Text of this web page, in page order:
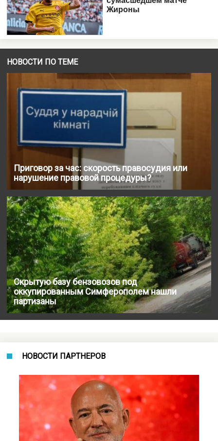
НОВОСТИ ПО ТЕМЕ
Приговор за час: скорость правосудия или
нарушение правовой процедуры?
Скрытую базу бензовозов под
оккупированным Симферополем нашли
партизаны
НОВОСТИ ПАРТНЕРОВ